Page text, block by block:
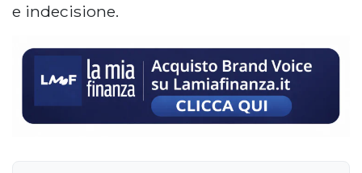
e indecisione.